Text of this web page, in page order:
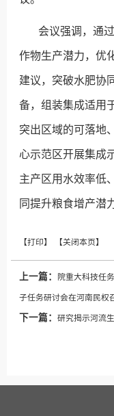
会议强调，通过
作物生产潜力，优
建议，突破水肥协
备，组装集成适用
突出区域的可落地
心示范区开展集成
主产区用水效率低
同提升粮食增产潜
上一篇： 院重大科技任
子任务研讨会在河南民权
下一篇：研究揭示河流